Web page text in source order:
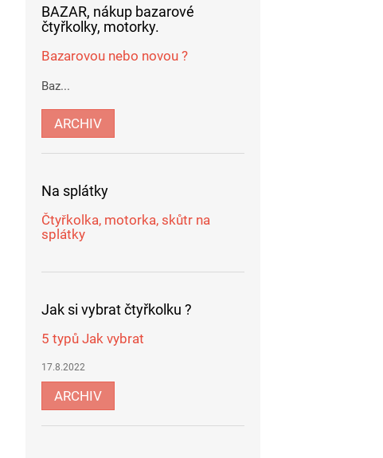
BAZAR, nákup bazarové
čtyřkolky, motorky.
Bazarovou nebo novou ?
Baz...
ARCHIV
Na splátky
Čtyřkolka, motorka, skůtr na
splátky
Jak si vybrat čtyřkolku ?
5 typů Jak vybrat
17.8.2022
ARCHIV